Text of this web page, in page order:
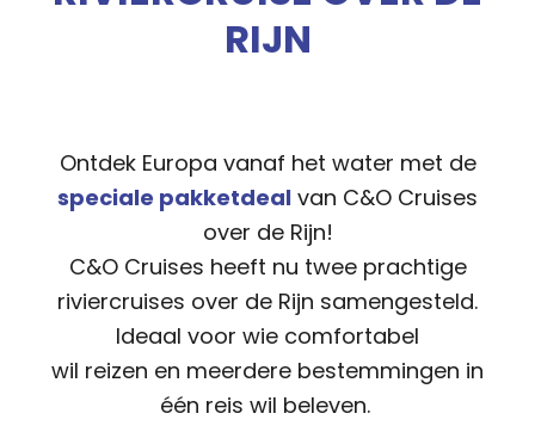
RIJN
Ontdek Europa vanaf het water met de
speciale pakketdeal van C&O Cruises
over de Rijn!
C&O Cruises heeft nu twee prachtige
riviercruises over de Rijn samengesteld.
Ideaal voor wie comfortabel
wil reizen en meerdere bestemmingen in
één reis wil beleven.